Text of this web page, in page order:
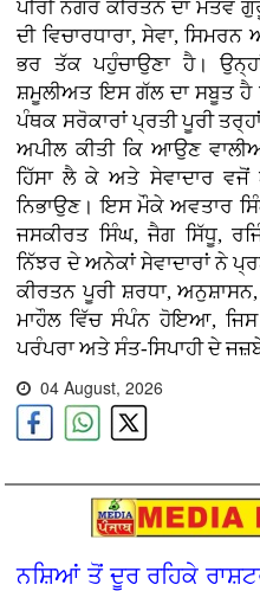
ਪੀਰੀ ਨਗਰ ਕੀਰਤਨ ਦਾ ਮੰਤਵ
ਦੀ ਵਿਚਾਰਧਾਰਾ, ਸੇਵਾ,
ਭਰ ਤੱਕ ਪਹੁੰਚਾਉਣਾ ਹੈ।
ਸ਼ਮੂਲੀਅਤ ਇਸ ਗੱਲ ਦਾ ਸਬੂਤ ਹੈ
ਪੰਥਕ ਸਰੋਕਾਰਾਂ ਪ੍ਰਤੀ ਪੂਰੀ
ਅਪੀਲ ਕੀਤੀ ਕਿ ਆਉਣ
ਹਿੱਸਾ ਲੈ ਕੇ ਅਤੇ ਸੇਵਾਦਾਰ ਵਜੋਂ
ਨਿਭਾਉਣ। ਇਸ ਮੌਕੇ ਅਵਤਾਰ
ਜਸਕੀਰਤ ਸਿੰਘ, ਜੈਗ ਸਿੱਧੂ,
ਨਿੱਝਰ ਦੇ ਅਨੇਕਾਂ ਸੇਵਾਦਾਰਾਂ ਨੇ
ਕੀਰਤਨ ਪੂਰੀ ਸ਼ਰਧਾ,
ਮਾਹੌਲ ਵਿੱਚ ਸੰਪੰਨ ਹੋਇਆ,
ਪਰੰਪਰਾ ਅਤੇ ਸੰਤ-ਸਿਪਾਹੀ ਦੇ
04 August, 2026
ਨਸ਼ਿਆਂ ਤੋਂ ਦੂਰ ਰਹਿਕੇ